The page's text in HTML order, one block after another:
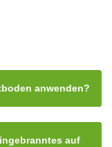
anwenden?
auf